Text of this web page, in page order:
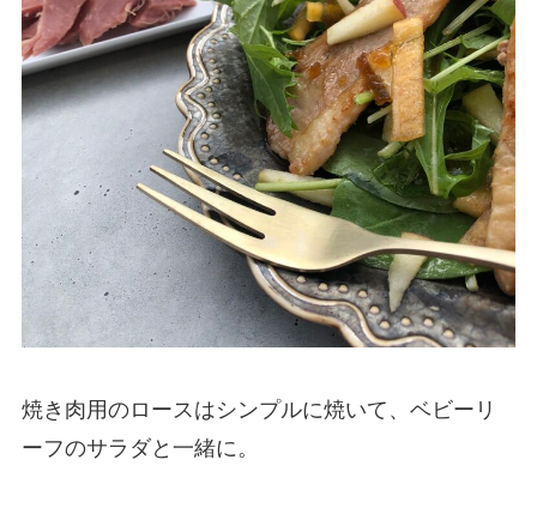
焼き肉用のロースはシンプルに焼いて、ベビーリ
ーフのサラダと一緒に。